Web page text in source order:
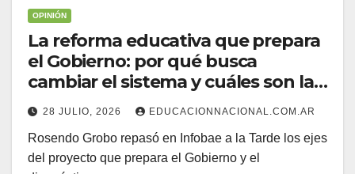
OPINIÓN
La reforma educativa que prepara
el Gobierno: por qué busca
cambiar el sistema y cuáles son las
claves del proyecto
28 JULIO, 2026 EDUCACIONNACIONAL.COM.AR
Rosendo Grobo repasó en Infobae a la Tarde los ejes
del proyecto que prepara el Gobierno y el